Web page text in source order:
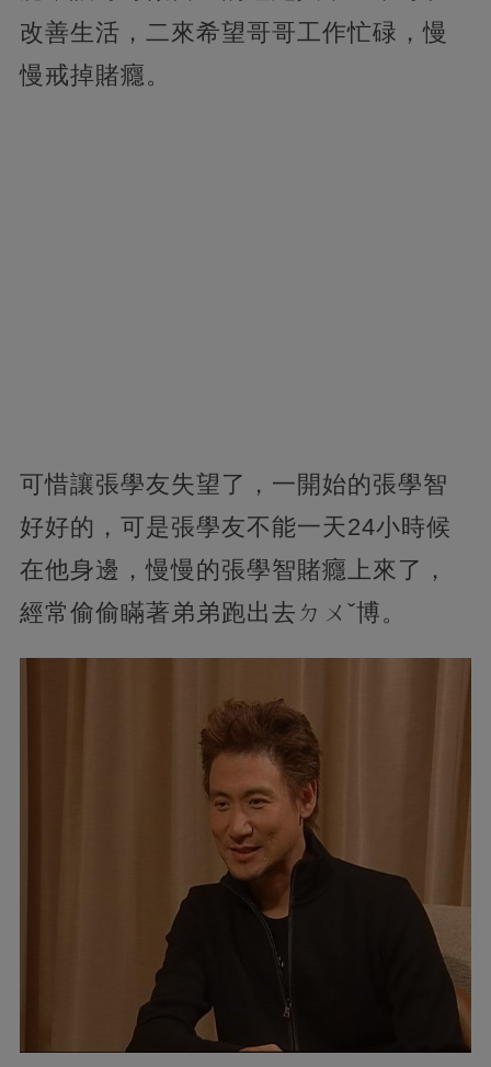
改善生活，二來希望哥哥工作忙碌，慢
慢戒掉賭癮。
可惜讓張學友失望了，一開始的張學智
好好的，可是張學友不能一天24小時候
在他身邊，慢慢的張學智賭癮上來了，
經常偷偷瞞著弟弟跑出去ㄉㄨˇ博。